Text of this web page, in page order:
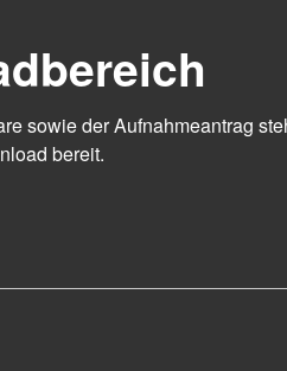
sowie der Aufnahmeantrag
bereit.